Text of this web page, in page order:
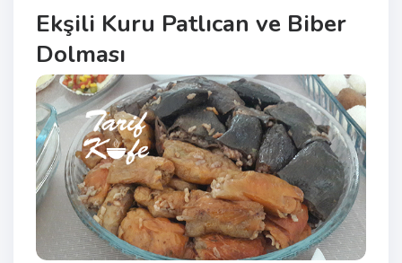
Ekşili Kuru Patlıcan ve Biber
Dolması